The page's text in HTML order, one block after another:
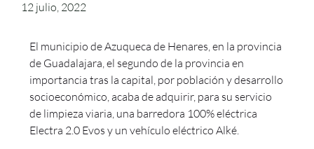
12 julio, 2022
El municipio de Azuqueca de Henares, en la provincia
de Guadalajara, el segundo de la provincia en
importancia tras la capital, por población y desarrollo
socioeconómico, acaba de adquirir, para su servicio
de limpieza viaria, una barredora 100% eléctrica
Electra 2.0 Evos y un vehículo eléctrico Alké.